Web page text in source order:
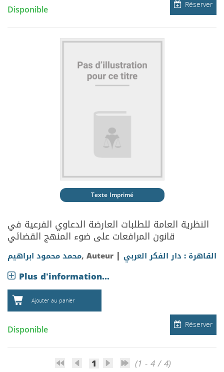
Réserver
Disponible
Texte Imprimé
النظرية العامة للطلبات العارضة الدعاوي الفرعية في
قانون المرافعات على ضوء المنهج القضائي
محمد محمود ابراهيم, Auteur | القاهرة : دار الفكر العربي
Plus d'information...
Ajouter au panier
Réserver
Disponible
1 (1 - 4 / 4)